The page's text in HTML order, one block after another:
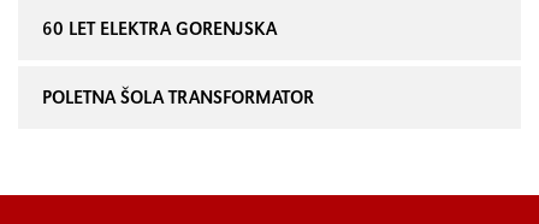
60 LET ELEKTRA GORENJSKA
POLETNA ŠOLA TRANSFORMATOR